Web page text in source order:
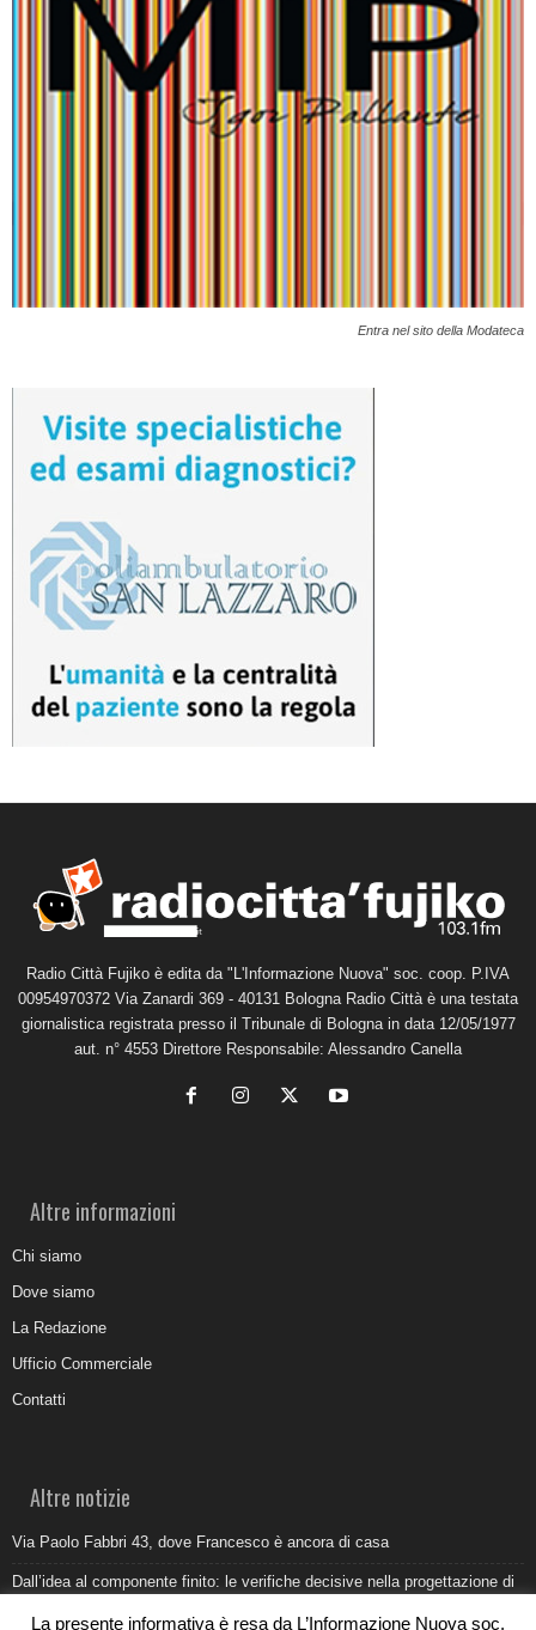
Entra nel sito della Modateca
Radio Città Fujiko è edita da "L'Informazione Nuova" soc. coop. P.IVA
00954970372 Via Zanardi 369 - 40131 Bologna Radio Città è una testata
giornalistica registrata presso il Tribunale di Bologna in data 12/05/1977
aut. n° 4553 Direttore Responsabile: Alessandro Canella
Altre informazioni
Chi siamo
Dove siamo
La Redazione
Ufficio Commerciale
Contatti
Altre notizie
Via Paolo Fabbri 43, dove Francesco è ancora di casa
Dall’idea al componente finito: le verifiche decisive nella progettazione di
La presente informativa è resa da L’Informazione Nuova soc.